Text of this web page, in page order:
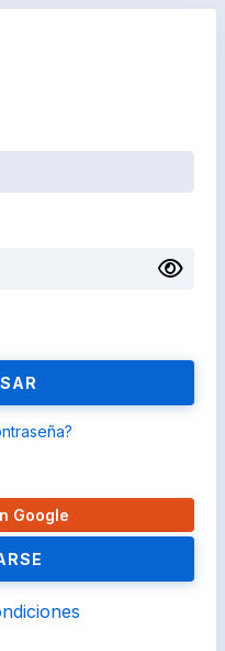
Google